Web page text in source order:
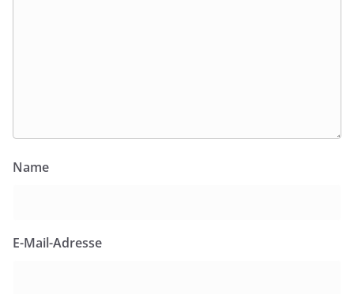
Name
E-Mail-Adresse